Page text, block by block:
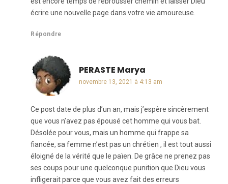
écrire une nouvelle page dans votre vie amoureuse.
Répondre
PERASTE Marya
novembre 13, 2021 à 4:13 am
Ce post date de plus d’un an, mais j’espère sincèrement
que vous n’avez pas épousé cet homme qui vous bat.
Désolée pour vous, mais un homme qui frappe sa
fiancée, sa femme n’est pas un chrétien , il est tout aussi
éloigné de la vérité que le païen. De grâce ne prenez pas
ses coups pour une quelconque punition que Dieu vous
infligerait parce que vous avez fait des erreurs